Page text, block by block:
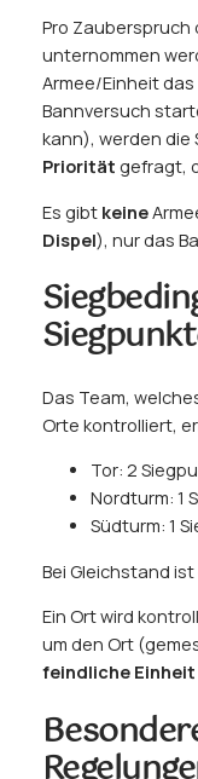
Pro Zauberspruch
unternommen
Armee/Einheit das
Bannversuch
kann), werden die
Priorität gefragt,
Es gibt keine
Dispel), nur das
Das Team,
Orte kontrolliert,
Tor: 2
Nordturm: 1
Südturm: 1
Bei Gleichstand
Ein Ort wird
um den Ort
feindliche Einheit